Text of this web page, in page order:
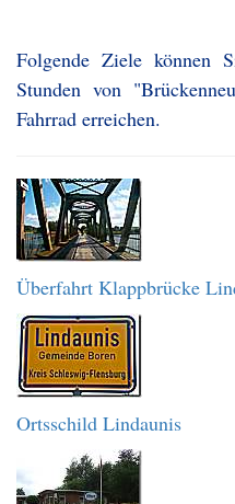
Folgende Ziele
Stunden von
Fahrrad erreichen.
Überfahrt Klappbrücke
Ortsschild Lindaunis